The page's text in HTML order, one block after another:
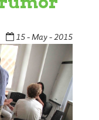
15 - May - 2015